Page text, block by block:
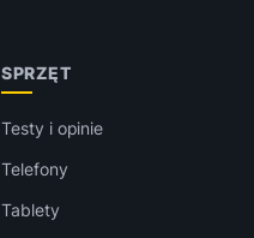
SPRZĘT
Testy i opinie
Telefony
Tablety